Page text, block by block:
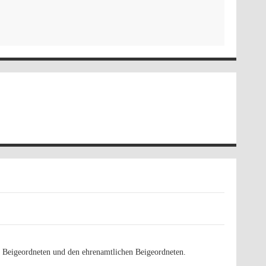
und den ehrenamtlichen Beigeordneten.